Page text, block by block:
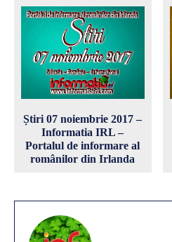
Știri 07 noiembrie 2017 –
Informatia IRL –
Portalul de informare al
românilor din Irlanda